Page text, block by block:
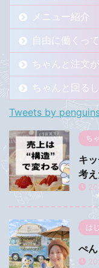
メニュー紹介
自由に働くっ
ちゃんと注文
ちゃんと回る
Tweets by
ち
キ
考
は
ぺ